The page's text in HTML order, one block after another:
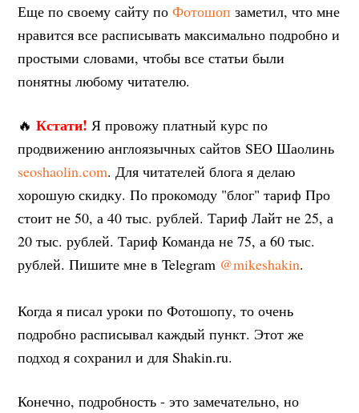
Еще по своему сайту поФотошоп заметил, что мне
нравится все расписывать максимально подробно и
простыми словами, чтобы все статьи были
понятны любому читателю.
🔥Кстати! Я провожу платный курс по
продвижению англоязычных сайтов SEO Шаолинь
seoshaolin.com. Для читателей блога я делаю
хорошую скидку. По прокомоду "блог" тариф Про
стоит не 50, а 40 тыс. рублей. Тариф Лайт не 25, а
20 тыс. рублей. Тариф Команда не 75, а 60 тыс.
рублей. Пишите мне в Telegram @mikeshakin.
Когда я писал уроки по Фотошопу, то очень
подробно расписывал каждый пункт. Этот же
подход я сохранил и для Shakin.ru.
Конечно, подробность - это замечательно, но